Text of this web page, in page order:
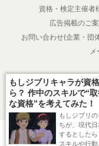
資格・検定主催者
広告掲載のご
お問い合わせ(企業・団
メ
もしジブリキャラが資
ら？ 作中のスキルで“
な資格”を考えてみた！
もしジブリ
ちが、現代
するとした
スキルや行動